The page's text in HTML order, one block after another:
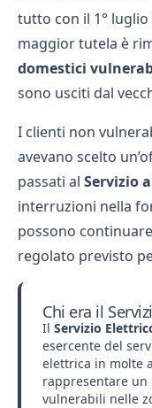
tutto con il 1° luglio
maggior tutela è
domestici
sono usciti dal
I clienti non
avevano scelto
passati al Servizio
interruzioni nella
possono
regolato previsto
Chi era il
Il Servizio
esercente del
elettrica in molte
rappresentare
vulnerabili nelle